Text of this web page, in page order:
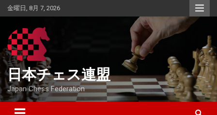
Skip
to
金曜日, 8月 7, 2026
日本チェス連盟
Japan Chess Federation